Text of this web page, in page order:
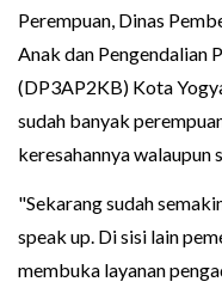
Perempuan, Dinas
Anak dan Pengendalian
(DP3AP2KB) Kota
sudah banyak
keresahannya
"Sekarang sudah
speak up. Di sisi lain
membuka layanan